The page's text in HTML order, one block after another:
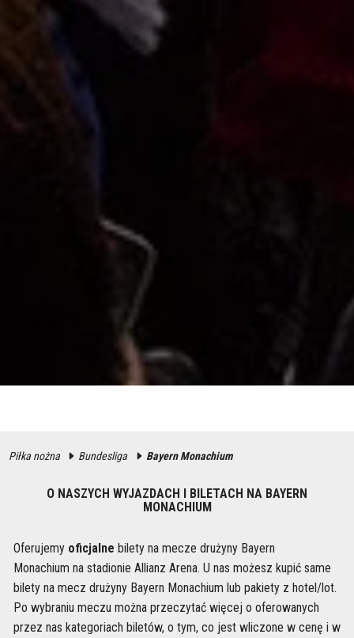
Piłka nożna Bundesliga Bayern Monachium
O NASZYCH WYJAZDACH I BILETACH NA BAYERN
MONACHIUM
Oferujemy oficjalne bilety na mecze drużyny Bayern
Monachium na stadionie Allianz Arena. U nas możesz kupić same
bilety na mecz drużyny Bayern Monachium lub pakiety z hotel/lot.
Po wybraniu meczu można przeczytać więcej o oferowanych
przez nas kategoriach biletów, o tym, co jest wliczone w cenę i w